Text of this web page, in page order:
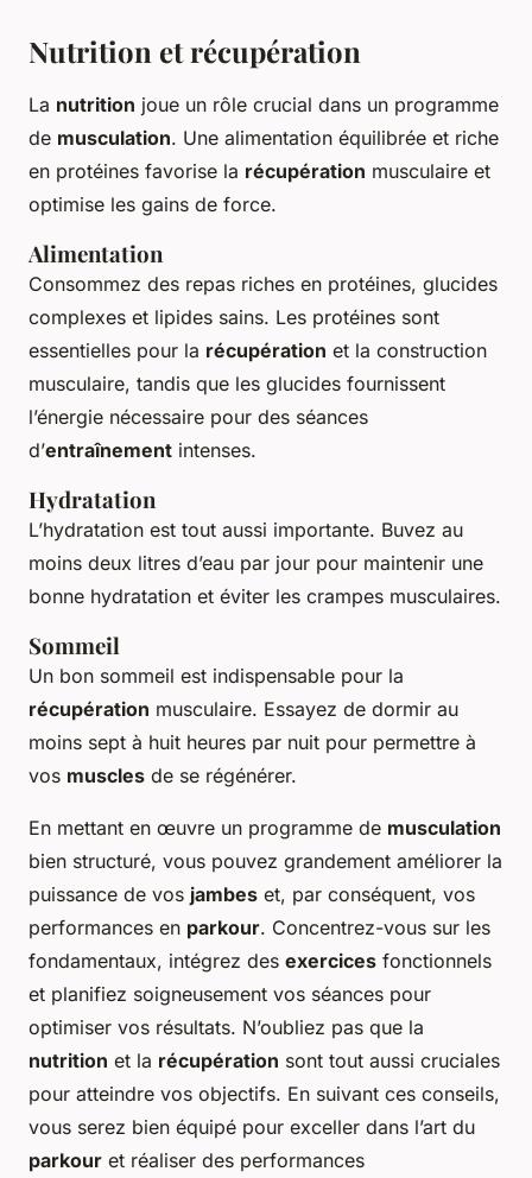
Nutrition et récupération
La nutrition joue un rôle crucial dans un programme
de musculation. Une alimentation équilibrée et riche
en protéines favorise la récupération musculaire et
optimise les gains de force.
Alimentation
Consommez des repas riches en protéines, glucides
complexes et lipides sains. Les protéines sont
essentielles pour la récupération et la construction
musculaire, tandis que les glucides fournissent
l’énergie nécessaire pour des séances
d’entraînement intenses.
Hydratation
L’hydratation est tout aussi importante. Buvez au
moins deux litres d’eau par jour pour maintenir une
bonne hydratation et éviter les crampes musculaires.
Sommeil
Un bon sommeil est indispensable pour la
récupération musculaire. Essayez de dormir au
moins sept à huit heures par nuit pour permettre à
vos muscles de se régénérer.
En mettant en œuvre un programme de musculation
bien structuré, vous pouvez grandement améliorer la
puissance de vos jambes et, par conséquent, vos
performances en parkour. Concentrez-vous sur les
fondamentaux, intégrez des exercices fonctionnels
et planifiez soigneusement vos séances pour
optimiser vos résultats. N’oubliez pas que la
nutrition et la récupération sont tout aussi cruciales
pour atteindre vos objectifs. En suivant ces conseils,
vous serez bien équipé pour exceller dans l’art du
parkour et réaliser des performances